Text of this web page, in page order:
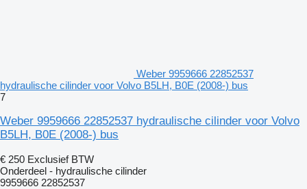
Weber 9959666 22852537
hydraulische cilinder voor Volvo B5LH, B0E (2008-) bus
7
Weber 9959666 22852537 hydraulische cilinder voor Volvo
B5LH, B0E (2008-) bus
€ 250 Exclusief BTW
Onderdeel - hydraulische cilinder
9959666 22852537